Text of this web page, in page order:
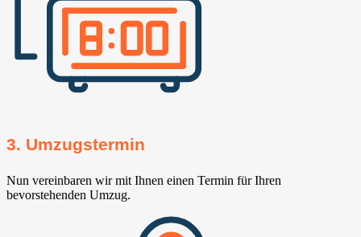
3. Umzugstermin
Nun vereinbaren wir mit Ihnen einen Termin für Ihren
bevorstehenden Umzug.